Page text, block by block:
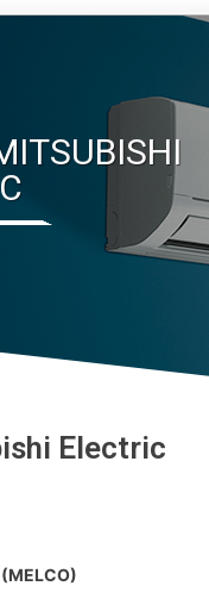
Electric
(MELCO)